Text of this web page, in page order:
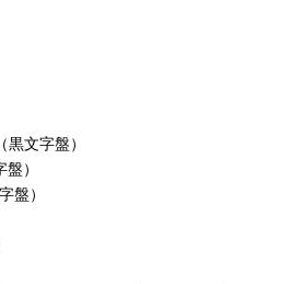
文字盤）
）
盤）